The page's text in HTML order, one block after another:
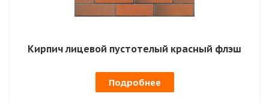
Кирпич лицевой пустотелый красный флэш
Подробнее